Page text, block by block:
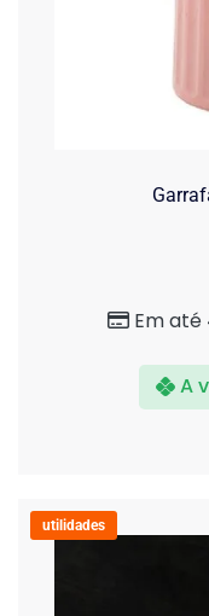
Em até
A
utilidades